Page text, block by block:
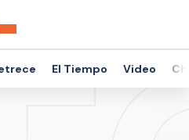
El Tiempo Video